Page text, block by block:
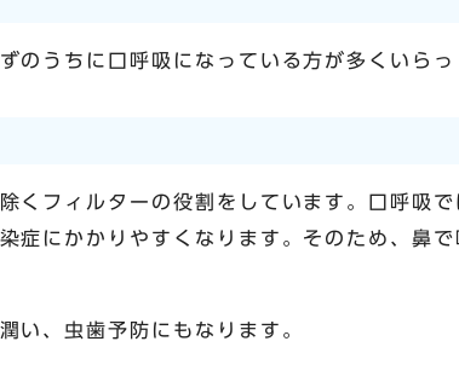
のうちに口呼吸になっている方が多くいら
くフィルターの役割をしています。口呼吸
症にかかりやすくなります。そのため、鼻
い、虫歯予防にもなります。